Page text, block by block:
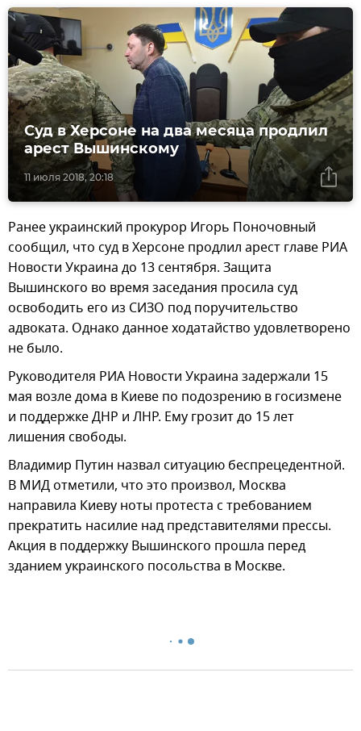
11 июля 2018, 20:18
Суд в Херсоне на два месяца продлил
арест Вышинскому
Ранее украинский прокурор Игорь Поночовный
сообщил, что суд в Херсоне продлил арест главе РИА
Новости Украина до 13 сентября. Защита
Вышинского во время заседания просила суд
освободить его из СИЗО под поручительство
адвоката. Однако данное ходатайство удовлетворено
не было.
Руководителя РИА Новости Украина задержали 15
мая возле дома в Киеве по подозрению в госизмене
и поддержке ДНР и ЛНР. Ему грозит до 15 лет
лишения свободы.
Владимир Путин назвал ситуацию беспрецедентной.
В МИД отметили, что это произвол, Москва
направила Киеву ноты протеста с требованием
прекратить насилие над представителями прессы.
Акция в поддержку Вышинского прошла перед
зданием украинского посольства в Москве.